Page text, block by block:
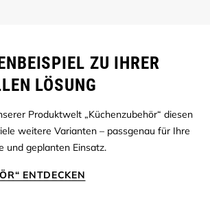
ZU IHRER
LÖSUNG
Produktwelt „Küchenzubehör“ diesen
weitere Varianten – passgenau für Ihre
und geplanten Einsatz.
ENTDECKEN